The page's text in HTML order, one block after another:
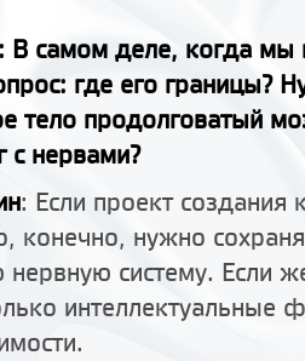
В самом деле, когда мы
где его границы?
тело продолговатый
с нервами?
: Если проект создания
конечно, нужно
нервную систему. Если
интеллектуальные